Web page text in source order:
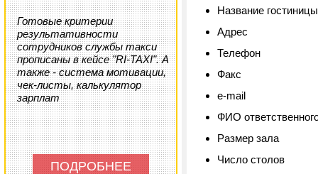
Готовые критерии
результативности
сотрудников службы такси
прописаны в кейсе "RI-TAXI". А
также - система мотивации,
чек-листы, калькулятор
зарплат
ПОДРОБНЕЕ
Название гостиницы
Адрес
Телефон
Факс
e-mail
ФИО
Размер зала
Число столов